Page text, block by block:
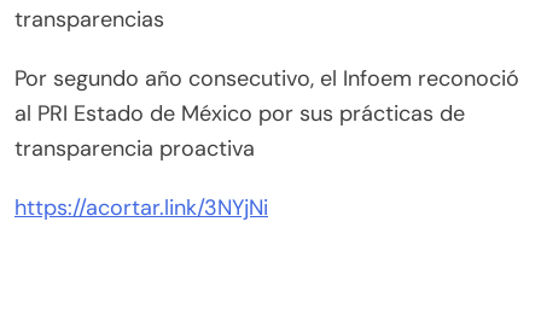
transparencias
Por segundo año consecutivo, el Infoem reconoció
al PRI Estado de México por sus prácticas de
transparencia proactiva
https://acortar.link/3NYjNi